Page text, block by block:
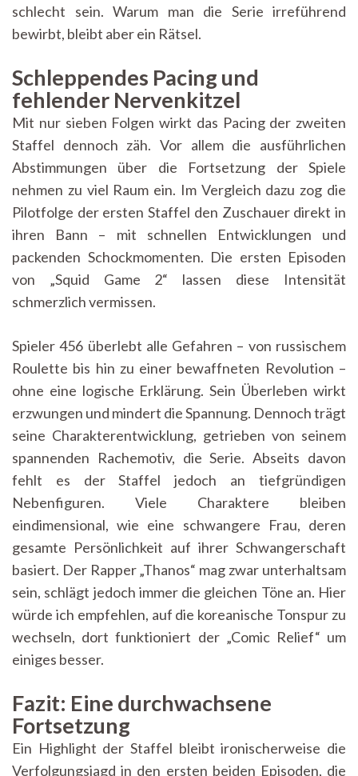
schlecht sein. Warum man die Serie irreführend
bewirbt, bleibt aber ein Rätsel.
Schleppendes Pacing und
fehlender Nervenkitzel
Mit nur sieben Folgen wirkt das Pacing der zweiten
Staffel dennoch zäh. Vor allem die ausführlichen
Abstimmungen über die Fortsetzung der Spiele
nehmen zu viel Raum ein. Im Vergleich dazu zog die
Pilotfolge der ersten Staffel den Zuschauer direkt in
ihren Bann – mit schnellen Entwicklungen und
packenden Schockmomenten. Die ersten Episoden
von „Squid Game 2“ lassen diese Intensität
schmerzlich vermissen.
Spieler 456 überlebt alle Gefahren – von russischem
Roulette bis hin zu einer bewaffneten Revolution –
ohne eine logische Erklärung. Sein Überleben wirkt
erzwungen und mindert die Spannung. Dennoch trägt
seine Charakterentwicklung, getrieben von seinem
spannenden Rachemotiv, die Serie. Abseits davon
fehlt es der Staffel jedoch an tiefgründigen
Nebenfiguren. Viele Charaktere bleiben
eindimensional, wie eine schwangere Frau, deren
gesamte Persönlichkeit auf ihrer Schwangerschaft
basiert. Der Rapper „Thanos“ mag zwar unterhaltsam
sein, schlägt jedoch immer die gleichen Töne an. Hier
würde ich empfehlen, auf die koreanische Tonspur zu
wechseln, dort funktioniert der „Comic Relief“ um
einiges besser.
Fazit: Eine durchwachsene
Fortsetzung
Ein Highlight der Staffel bleibt ironischerweise die
Verfolgungsjagd in den ersten beiden Episoden, die